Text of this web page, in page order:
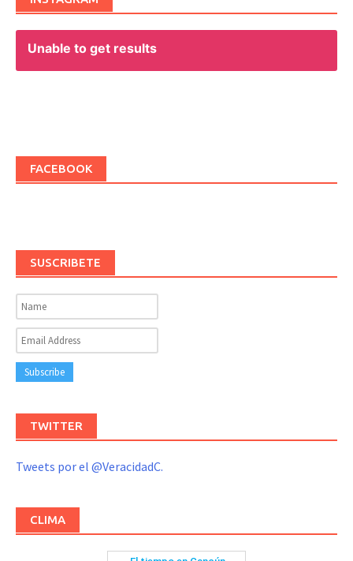
Unable to get results
FACEBOOK
SUSCRIBETE
TWITTER
Tweets por el @VeracidadC.
CLIMA